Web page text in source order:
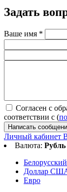
Задать
Ваше имя *
Согласен с
соответствии с (
Написать
Личный кабинет
Валюта: Рубль
Доллар
Евро